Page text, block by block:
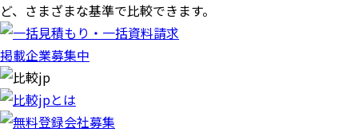
ど、さまざまな基準で比較できます。
掲載企業募集中